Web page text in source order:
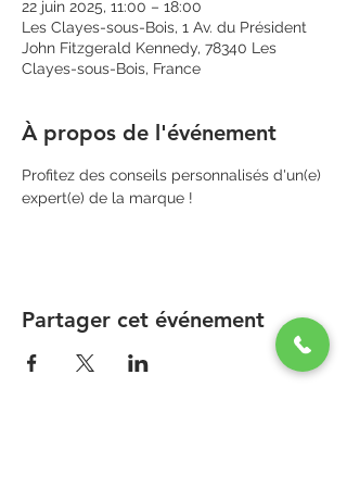
22 juin 2025, 11:00 – 18:00
Les Clayes-sous-Bois, 1 Av. du Président
John Fitzgerald Kennedy, 78340 Les
Clayes-sous-Bois, France
À propos de l'événement
Profitez des conseils personnalisés d'un(e)
expert(e) de la marque !
Partager cet événement